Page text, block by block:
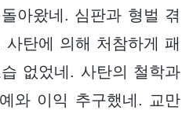
아왔네. 심판과 형벌 겪
탄에 의해 처참하게 패
없었네. 사탄의 철학과
와 이익 추구했네. 교만